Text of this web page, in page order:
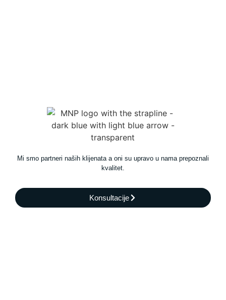
Mi smo partneri naših klijenata a oni su upravo u nama prepoznali
kvalitet.
Konsultacije